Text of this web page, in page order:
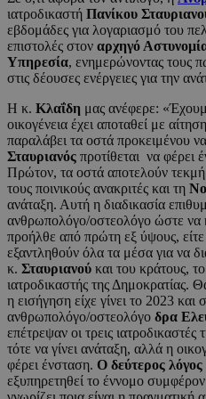
ιατροδικαστή Πανίκου
εβδομάδες για λογαριασμό του
επιστολές στον αρχηγό
Υπηρεσία, ενημερώνοντας τους
στις δέουσες ενέργειες για την
Η κ. Κλαΐδη μας ανέφερε:
οικογένεια έχει αποταθεί με
παραλάβει τα οστά προκειμένου
Σταυριανός προτίθεται να φέρει
Πρώτον, τα οστά αποτελούν
τους ποινικούς ανακριτές και τη
ανάταξη. Αυτή η διαδικασία
ανθρωπολόγο/οστεολόγο ώστε να
προήλθε από πρώτη εξ ύψους,
εξαντληθούν όλα τα μέσα για να
κ. Σταυριανού και του κράτους,
ιατροδικαστής της Δημοκρατίας.
η εισήγηση είχε γίνει το 2023 και
ανθρωπολόγο/οστεολόγο δρα
επέτρεψαν οι τρεις ιατροδικαστές
τότε να γίνει ανάταξη, αλλά η
φέρει ένσταση. Ο δεύτερος λόγος
εξυπηρετηθεί το έννομο